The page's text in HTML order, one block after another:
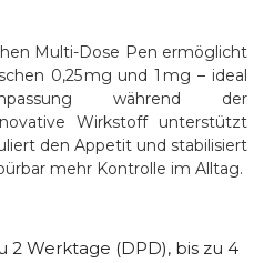
Multi-Dose Pen ermöglicht
0,25 mg und 1 mg – ideal
während der
Wirkstoff unterstützt
den Appetit und stabilisiert
mehr Kontrolle im Alltag.
2 Werktage (DPD), bis zu 4